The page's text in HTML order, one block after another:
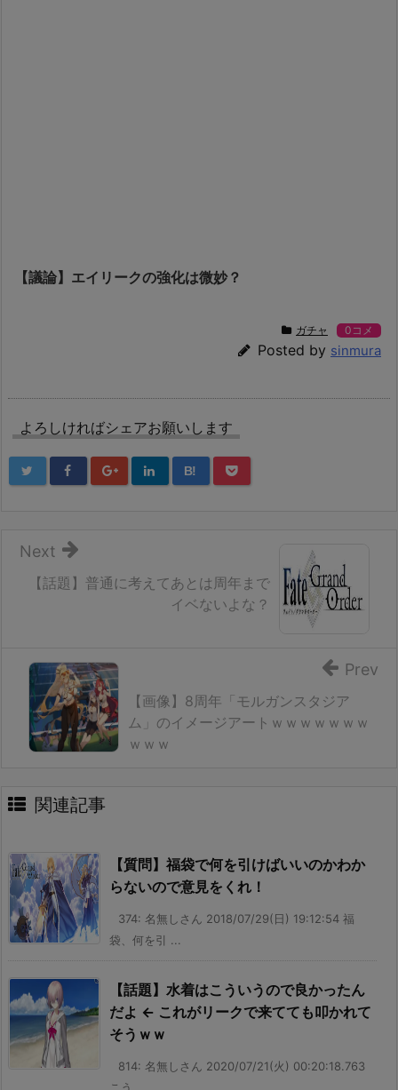
【議論】エイリークの強化は微妙？
ガチャ 0コメ
Posted by sinmura
よろしければシェアお願いします
B!
【話題】普通に考えてあとは周年まで
イベないよな？
Next
【画像】8周年「モルガンスタジア
ム」のイメージアートｗｗｗｗｗｗｗ
ｗｗｗ
Prev
関連記事
【質問】福袋で何を引けばいいのかわか
らないので意見をくれ！
374: 名無しさん 2018/07/29(日) 19:12:54 福
袋、何を引 ...
【話題】水着はこういうので良かったん
だよ ← これがリークで来てても叩かれて
そうｗｗ
814: 名無しさん 2020/07/21(火) 00:20:18.763
こう ...